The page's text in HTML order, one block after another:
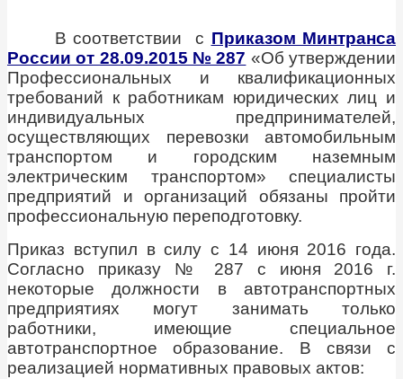
В соответствии с Приказом Минтранса
России от 28.09.2015 № 287 «Об утверждении
Профессиональных и квалификационных
требований к работникам юридических лиц и
индивидуальных предпринимателей,
осуществляющих перевозки автомобильным
транспортом и городским наземным
электрическим транспортом» специалисты
предприятий и организаций обязаны пройти
профессиональную переподготовку.
Приказ вступил в силу с 14 июня 2016 года.
Согласно приказу № 287 с июня 2016 г.
некоторые должности в автотранспортных
предприятиях могут занимать только
работники, имеющие специальное
автотранспортное образование. В связи с
реализацией нормативных правовых актов: